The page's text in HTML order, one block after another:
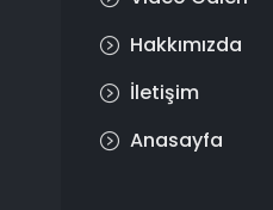
Hakkımızda
İletişim
Anasayfa